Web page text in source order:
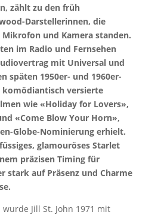
zählt zu den früh
Darstellerinnen, die
und Kamera standen.
im Radio und Fernsehen
mit Universal und
späten 1950er- und 1960er-
komödiantisch versierte
wie «Holiday for Lovers»,
«Come Blow Your Horn»,
Globe-Nominierung erhielt.
glamouröses Starlet
präzisen Timing für
stark auf Präsenz und Charme
Jill St. John 1971 mit